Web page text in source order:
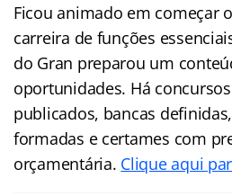
Ficou animado em começar
carreira de funções
do Gran preparou um
oportunidades. Há
publicados, bancas
formadas e certames com
orçamentária. Clique aqui